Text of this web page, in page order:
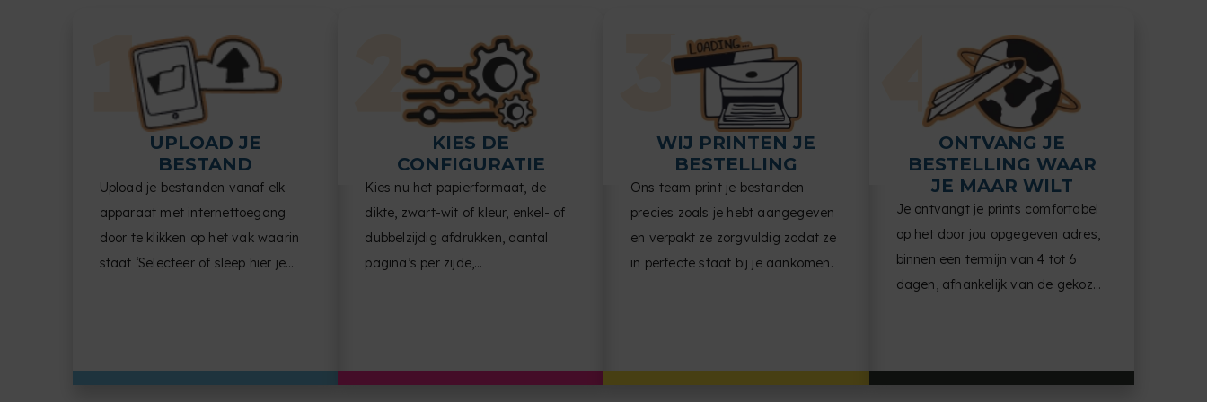
UPLOAD JE
BESTAND
Upload je bestanden vanaf elk
apparaat met internettoegang
door te klikken op het vak waarin
staat ‘Selecteer of sleep hier je
KIES DE
CONFIGURATIE
Kies nu het papierformaat, de
dikte, zwart-wit of kleur, enkel- of
dubbelzijdig afdrukken, aantal
pagina’s per zijde,
WIJ PRINTEN JE
BESTELLING
Ons team print je bestanden
precies zoals je hebt aangegeven
en verpakt ze zorgvuldig zodat ze
in perfecte staat bij je aankomen.
ONTVANG JE
BESTELLING WAAR
JE MAAR WILT
Je ontvangt je prints comfortabel
op het door jou opgegeven adres,
binnen een termijn van 4 tot 6
dagen, afhankelijk van de gekozen